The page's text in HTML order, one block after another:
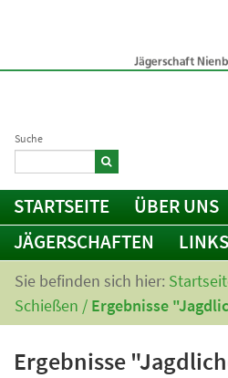
Suche
STARTSEITE ÜBER UNS
JÄGERSCHAFTEN
LINKS
Sie befinden sich hier:
Schießen / Ergebnisse
Ergebnisse